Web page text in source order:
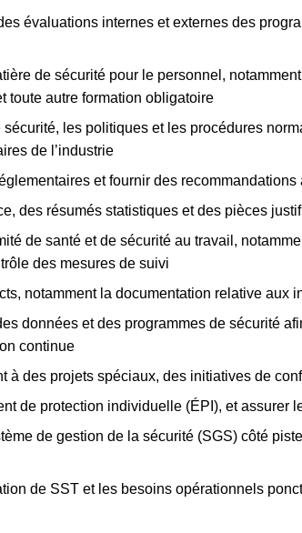
évaluations internes et externes des
de sécurité pour le personnel,
toute autre formation obligatoire
les politiques et les procédures
de l’industrie
et fournir des
des résumés statistiques et des pièces
de santé et de sécurité au travail,
des mesures de suivi
notamment la documentation relative aux
données et des programmes de sécurité
continue
à des projets spéciaux, des initiatives de
de protection individuelle (ÉPI), et assurer
de gestion de la sécurité (SGS) côté
de SST et les besoins opérationnels